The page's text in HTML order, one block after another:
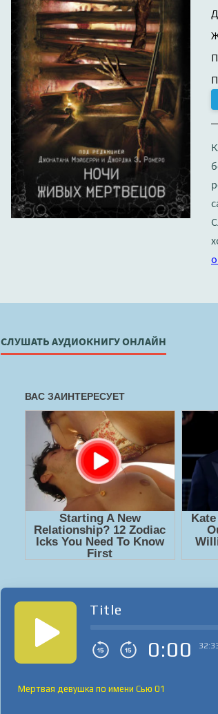
СЛУШАТЬ АУДИОКНИГУ ОНЛАЙН
Title
0:00
Мертвая девушка по имени Сью 01